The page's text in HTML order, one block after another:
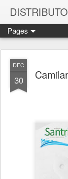
Pages
DEC
30